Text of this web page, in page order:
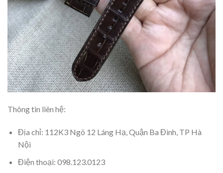
Thông tin liên hệ:
Địa chỉ: 112K3 Ngõ 12 Láng Hạ, Quận Ba Đình, TP Hà
Nội
Điện thoại: 098.123.0123